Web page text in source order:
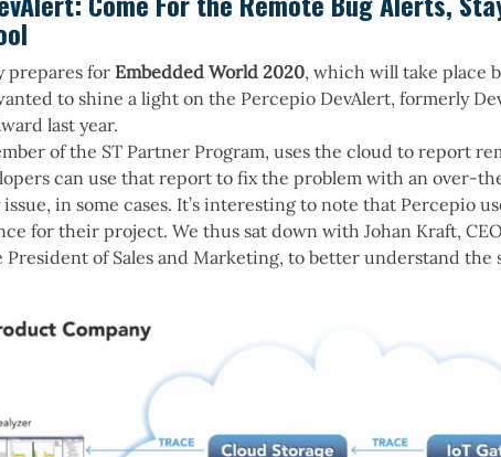
prepares for Embedded World 2020, which will take place
to shine a light on the Percepio DevAlert, formerly
last year.
of the ST Partner Program, uses the cloud to report
can use that report to fix the problem with an over-
in some cases. It’s interesting to note that Percepio
for their project. We thus sat down with Johan Kraft,
President of Sales and Marketing, to better understand